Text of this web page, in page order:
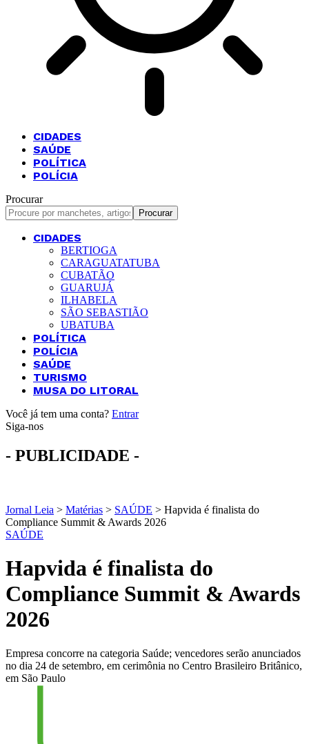
CIDADES
SAÚDE
POLÍTICA
POLÍCIA
Procurar
CIDADES
BERTIOGA
CARAGUATATUBA
CUBATÃO
GUARUJÁ
ILHABELA
SÃO SEBASTIÃO
UBATUBA
POLÍTICA
POLÍCIA
SAÚDE
TURISMO
MUSA DO LITORAL
Você já tem uma conta? Entrar
Siga-nos
- PUBLICIDADE -
Jornal Leia > Matérias > SAÚDE > Hapvida é finalista do
Compliance Summit & Awards 2026
SAÚDE
Hapvida é finalista do
Compliance Summit & Awards
2026
Empresa concorre na categoria Saúde; vencedores serão anunciados
no dia 24 de setembro, em cerimônia no Centro Brasileiro Britânico,
em São Paulo